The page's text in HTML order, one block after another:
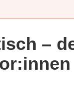
–